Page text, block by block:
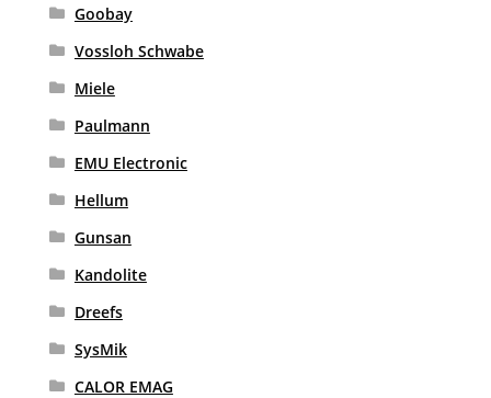
Goobay
Vossloh Schwabe
Miele
Paulmann
EMU Electronic
Hellum
Gunsan
Kandolite
Dreefs
SysMik
CALOR EMAG